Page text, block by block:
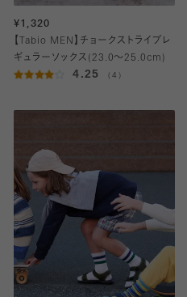
¥1,320
【Tabio MEN】チョークストライプレ
ギュラーソックス(23.0～25.0cm)
4.25 （4）